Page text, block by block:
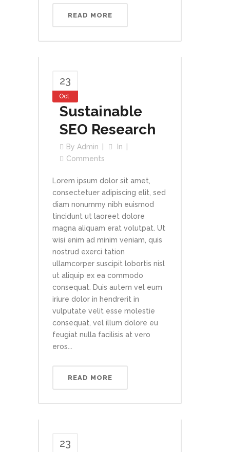
READ MORE
23
Oct
Sustainable
SEO Research
By Admin
In
Comments
Lorem ipsum dolor sit amet,
consectetuer adipiscing elit, sed
diam nonummy nibh euismod
tincidunt ut laoreet dolore
magna aliquam erat volutpat. Ut
wisi enim ad minim veniam, quis
nostrud exerci tation
ullamcorper suscipit lobortis nisl
ut aliquip ex ea commodo
consequat. Duis autem vel eum
iriure dolor in hendrerit in
vulputate velit esse molestie
consequat, vel illum dolore eu
feugiat nulla facilisis at vero
eros...
READ MORE
23